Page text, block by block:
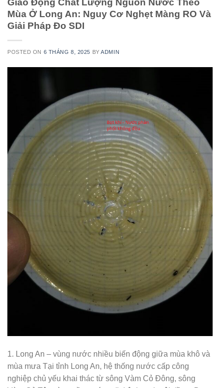
Giao Động Chất Lượng Nguồn Nước Theo
Mùa Ở Long An: Nguy Cơ Nghẹt Màng RO Và
Giải Pháp Đo SDI
POSTED ON 6 THÁNG 8, 2025 BYADMIN
1. Long An – vùng nước nhiều biến động giữa mùa khô và
mùa mưa Tại tỉnh Long An, hệ thống nước cấp công
nghiệp chủ yếu khai thác từ sông Vàm Cỏ Đông, sông